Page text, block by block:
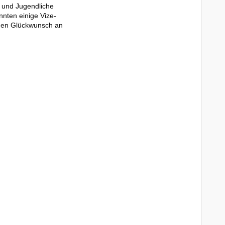
Jugendliche
einige Vize-
Glückwunsch an